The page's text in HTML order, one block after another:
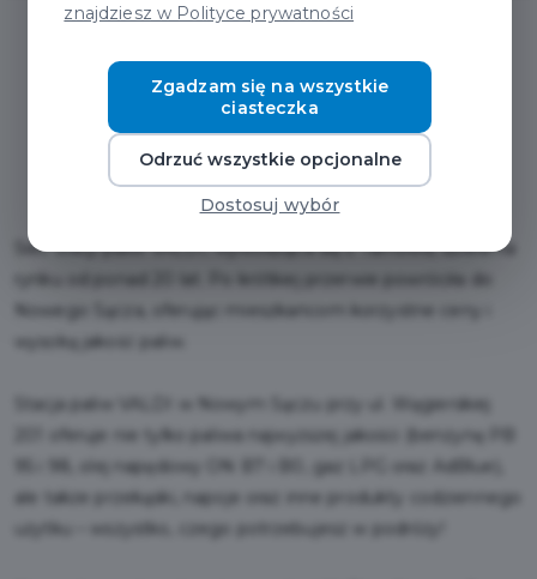
Regulamin i warunki
Sieć stacji paliw VALDI, wywodząca się z Tarnowa, działa na
Nowego Sącza, oferując mieszkańcom korzystne ceny i
wysoką jakość paliw.
Stacja paliw VALDI w Nowym Sączu przy ul. Węgierskiej
201 oferuje nie tylko paliwa najwyższej jakości (benzynę PB
95 i 98, olej napędowy ON B7 i B0, gaz LPG oraz AdBlue),
ale także przekąski, napoje oraz inne produkty codziennego
użytku – wszystko, czego potrzebujesz w podróży!
znajdziesz w Polityce prywatności
Zgadzam się na wszystkie
ciasteczka
Odrzuć wszystkie opcjonalne
Dostosuj wybór